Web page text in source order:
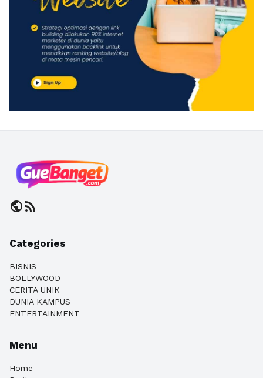
publicrss_feed
Categories
BISNIS
BOLLYWOOD
CERITA UNIK
DUNIA KAMPUS
ENTERTAINMENT
Menu
Home